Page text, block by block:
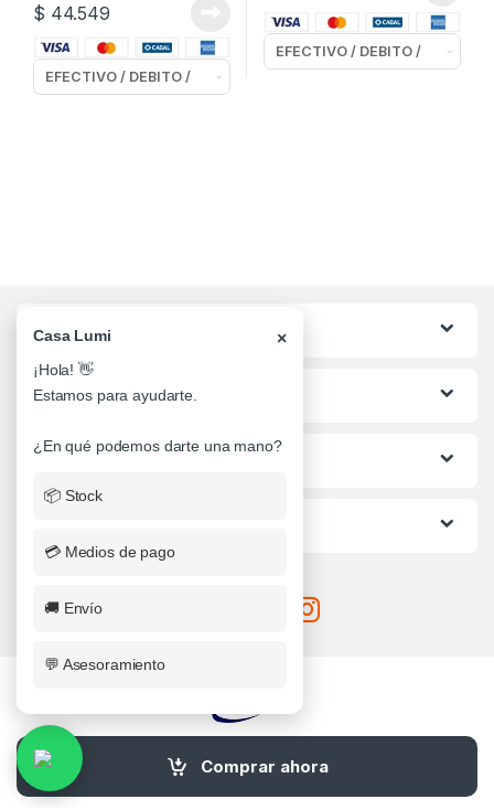
Comprar ahora
$ 44.549
Categorias
Lo mas buscado
Informacion al Cliente
¿Alguna Duda? Llamanos
0341-4710482
Casa Lumi ×
¡Hola! 👋
Estamos para ayudarte.
¿En qué podemos darte una mano?
📦 Stock
💳 Medios de pago
🚚 Envío
💬 Asesoramiento